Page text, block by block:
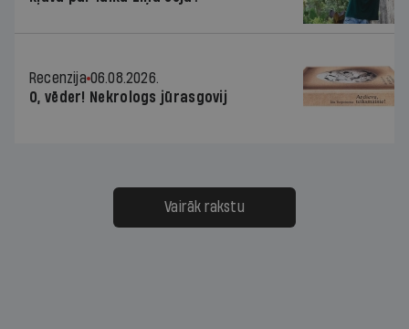
Recenzija 06.08.2026.
O, vēder! Nekrologs jūrasgovij
Vairāk rakstu